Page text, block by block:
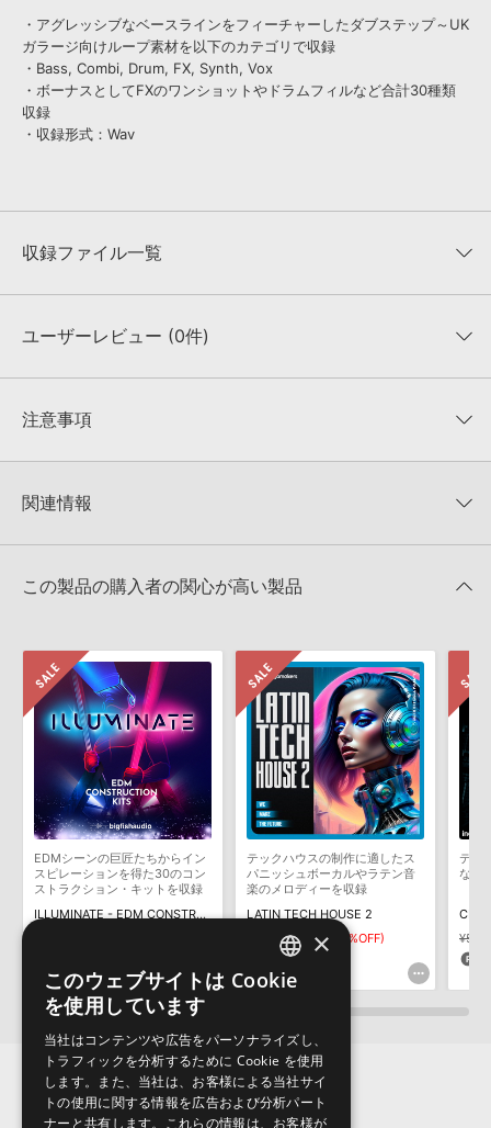
・アグレッシブなベースラインをフィーチャーしたダブステップ～UK
ガラージ向けループ素材を以下のカテゴリで収録
・Bass, Combi, Drum, FX, Synth, Vox
・ボーナスとしてFXのワンショットやドラムフィルなど合計30種類
収録
・収録形式：Wav
収録ファイル一覧
収録ファイル一覧
ユーザーレビュー (0件)
★★★★★
★5
★4
★1
注意事項
KONTAKTフォーマットは、
でお使いいただけます。無償版のKONTAKT PLAYERではお使いい
4GBを超えるデータに関するご注意：FAT32でフォーマットされた
きます際には、NTFSやHFS＋でフォーマットされたHDDをご用意
いただく必要がございます。
製品の購入手続き完了後、受注確認メールとシリアルナンバーをお
知らせするメールの2通が送信されます。メールに記載されており
ます説明に沿って、製品のダウンロード／導入を行って下さい。
サンプルパック製品には、原則として日本語版操作マニュアルをご
用意しておりません。ご購入後のご不明点や詳細に関するお問い合
わせなどはテクニカルサポート
までご連絡ください。
デモソングは、製品収録サウンドを使ってできることを紹介するた
めのデモンストレーション用の楽曲です。原則として、デモソング
そのものをお使いいただくことはできません。また、デモソングを
構成する全てのサウンドが、サンプルパックに含まれていることを
ダウンロード製品という性質上、一切の返品・返金はお受け付け致
しかねます。
関連情報
マーセール！
この製品の購入者の関心が高い製品
EDMシーンの巨匠たちからイン
スピレーションを得た30のコン
ストラクション・キットを収録
ILLUMINATE - EDM CONSTRUCTION KITS
テックハウスの制作に適したス
パニッシュボーカルやラテン音
楽のメロディーを収録
LATIN TECH HOUSE 2
¥7,436 ¥5,205(30%OFF)
156pt
テク
なサ
ENGLISH
×
このウェブサイトは Cookie
を使用しています
当社はコンテンツや広告をパーソナライズし、
トラフィックを分析するために Cookie を使用
します。また、当社は、お客様による当社サイ
トの使用に関する情報を広告および分析パート
ナーと共有します。これらの情報は、お客様が